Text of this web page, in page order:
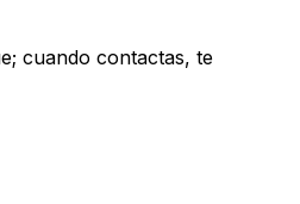
cuando contactas, te